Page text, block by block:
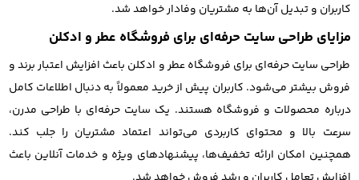
کاربران و تبدیل آن‌ها به مشتریان وفادار خواهد شد.
مزایای طراحی سایت حرفه‌ای برای فروشگاه عطر و ادکلن
طراحی سایت حرفه‌ای برای فروشگاه عطر و ادکلن باعث افزایش اعتبار برند و
فروش بیشتر می‌شود. کاربران پیش از خرید معمولاً به دنبال اطلاعات کامل
درباره محصولات و فروشگاه هستند. یک سایت حرفه‌ای با طراحی مدرن،
سرعت بالا و محتوای کاربردی می‌تواند اعتماد مشتریان را جلب کند.
همچنین امکان ارائه تخفیف‌ها، پیشنهادهای ویژه و خدمات آنلاین باعث